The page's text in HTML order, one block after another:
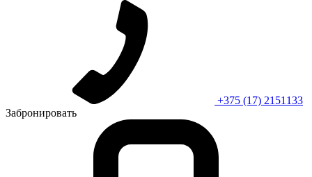
+375 (17) 2151133
Забронировать